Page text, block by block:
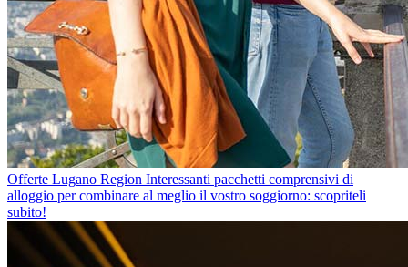
Offerte Lugano Region Interessanti pacchetti comprensivi di
alloggio per combinare al meglio il vostro soggiorno: scopriteli
subito!